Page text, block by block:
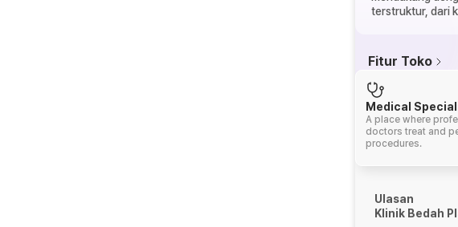
terstruktur, dari
Fitur Toko
Medical
A place where
doctors treat and
procedures.
Ulasan
Klinik Bedah